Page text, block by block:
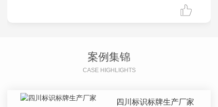
案例集锦
CASE HIGHLIGHTS
四川标识标牌生产厂家